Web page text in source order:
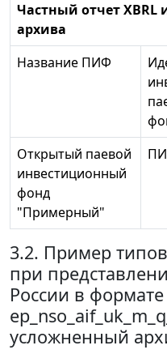
Частный отчет XBRL
архива
Название ПИФ
Открытый паевой
инвестиционный
фонд
"Примерный"
3.2. Пример
при
России в формате
усложненный